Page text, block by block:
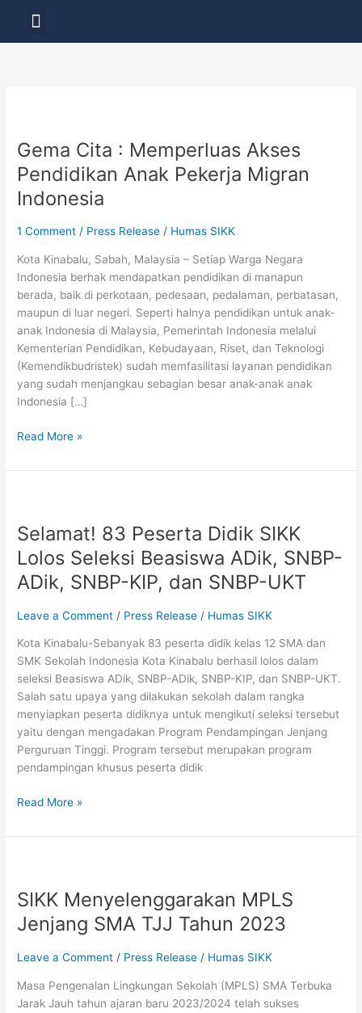
content
Menu
Gema Cita : Memperluas Akses
Pendidikan Anak Pekerja Migran
Indonesia
1 Comment / Press Release / Humas SIKK
Kota Kinabalu, Sabah, Malaysia – Setiap Warga Negara
Indonesia berhak mendapatkan pendidikan di manapun
berada, baik di perkotaan, pedesaan, pedalaman, perbatasan,
maupun di luar negeri. Seperti halnya pendidikan untuk anak-
anak Indonesia di Malaysia, Pemerintah Indonesia melalui
Kementerian Pendidikan, Kebudayaan, Riset, dan Teknologi
(Kemendikbudristek) sudah memfasilitasi layanan pendidikan
yang sudah menjangkau sebagian besar anak-anak anak
Indonesia […]
:
Memperluas
Akses
Pendidikan
Pekerja
Migran
Indonesia
Read More »
Selamat! 83 Peserta Didik SIKK
Lolos Seleksi Beasiswa ADik, SNBP-
ADik, SNBP-KIP, dan SNBP-UKT
Leave a Comment / Press Release / Humas SIKK
Kota Kinabalu-Sebanyak 83 peserta didik kelas 12 SMA dan
SMK Sekolah Indonesia Kota Kinabalu berhasil lolos dalam
seleksi Beasiswa ADik, SNBP-ADik, SNBP-KIP, dan SNBP-UKT.
Salah satu upaya yang dilakukan sekolah dalam rangka
menyiapkan peserta didiknya untuk mengikuti seleksi tersebut
yaitu dengan mengadakan Program Pendampingan Jenjang
Perguruan Tinggi. Program tersebut merupakan program
pendampingan khusus peserta didik
Peserta
Didik
SIKK
Lolos
Beasiswa
ADik,
SNBP-
ADik,
SNBP-
KIP,
dan
SNBP-
UKT
Read More »
SIKK Menyelenggarakan MPLS
Jenjang SMA TJJ Tahun 2023
Leave a Comment / Press Release / Humas SIKK
Masa Pengenalan Lingkungan Sekolah (MPLS) SMA Terbuka
Jarak Jauh tahun ajaran baru 2023/2024 telah sukses
MPLS
Jenjang
SMA
TJJ
2023